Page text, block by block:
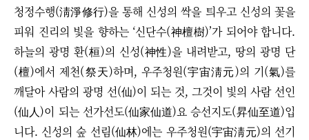
청정수행(淸淨修行)을 통해 신성의 싹을 틔우고 신성의 꽃을
피워 진리의 빛을 향하는 ‘신단수(神檀樹)’가 되어야 합니다.
하늘의 광명 환(桓)의 신성(神性)을 내려받고, 땅의 광명 단
(檀)에서 제천(祭天)하며, 우주청원(宇宙淸元)의 기(氣)를
깨달아 사람의 광명 선(仙)이 되는 것, 그것이 빛의 사람 선인
(仙人)이 되는 선가선도(仙家仙道)요 승선지도(昇仙至道)입
니다. 신성의 숲 선림(仙林)에는 우주청원(宇宙淸元)의 선기